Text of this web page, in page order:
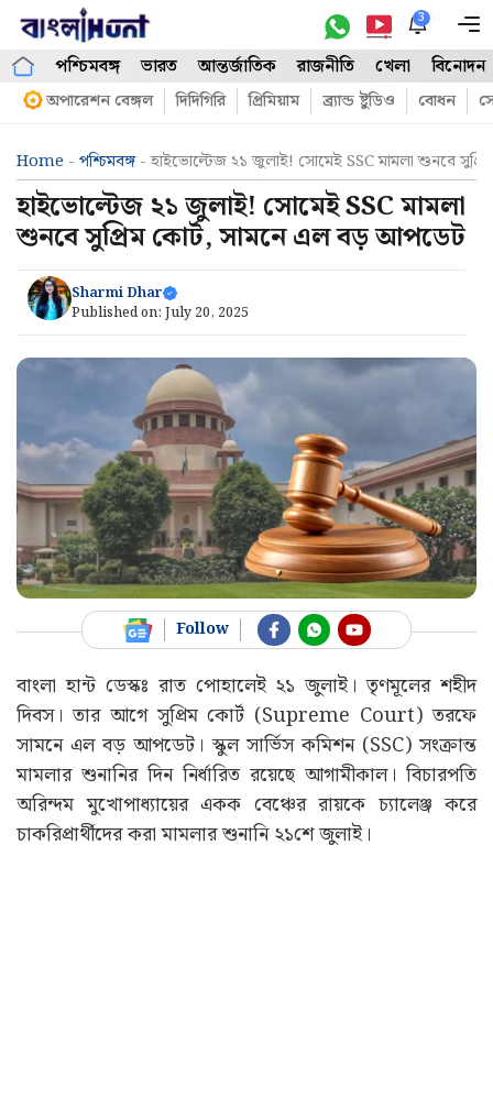
Skip
content
3
পশ্চিমবঙ্গ ভারত আন্তর্জাতিক রাজনীতি খেলা বিনোদন
অপারেশন বেঙ্গল দিদিগিরি প্রিমিয়াম ব্র্যান্ড ষ্টুডিও বোধন
Home - পশ্চিমবঙ্গ- হাইভোল্টেজ ২১ জুলাই! সোমেই SSC মামলা শুনবে
হাইভোল্টেজ ২১ জুলাই! সোমেই SSC মামলা
শুনবে সুপ্রিম কোর্ট, সামনে এল বড় আপডেট
Sharmi Dhar
Published on: July 20, 2025
Follow
বাংলা হান্ট ডেস্কঃ রাত পোহালেই ২১ জুলাই। তৃণমূলের শহীদ
দিবস। তার আগে সুপ্রিম কোর্ট (Supreme Court) তরফে
সামনে এল বড় আপডেট। স্কুল সার্ভিস কমিশন (SSC) সংক্রান্ত
মামলার শুনানির দিন নির্ধারিত রয়েছে আগামীকাল। বিচারপতি
অরিন্দম মুখোপাধ্যায়ের একক বেঞ্চের রায়কে চ্যালেঞ্জ করে
চাকরিপ্রার্থীদের করা মামলার শুনানি ২১শে জুলাই।